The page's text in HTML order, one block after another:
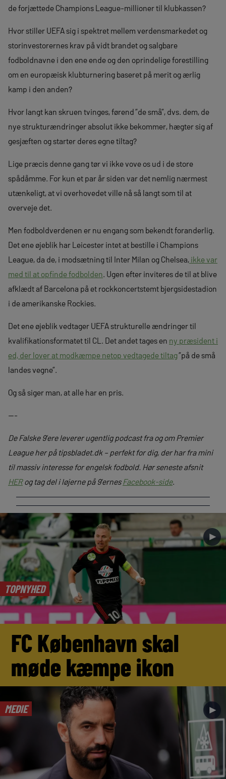
de forjættede Champions League-millioner til klubkassen?
Hvor stiller UEFA sig i spektret mellem verdensmarkedet og
storinvestorernes krav på vidt brandet og salgbare
fodboldnavne i den ene ende og den oprindelige forestilling
om en europæisk klubturnering baseret på merit og ærlig
kamp i den anden?
Hvor langt kan skruen tvinges, førend ”de små”, dvs. dem, de
nye strukturændringer absolut ikke bekommer, hægter sig af
gesjæften og starter deres egne tiltag?
Lige præcis denne gang tør vi ikke vove os ud i de store
spådåmme. For kun et par år siden var det nemlig nærmest
utænkeligt, at vi overhovedet ville nå så langt som til at
overveje det.
Men fodboldverdenen er nu engang som bekendt foranderlig.
Det ene øjeblik har Leicester intet at bestille i Champions
League, da de, i modsætning til Inter Milan og Chelsea, ikke var
med til at opfinde fodbolden. Ugen efter inviteres de til at blive
afklædt af Barcelona på et rockkoncertstemt bjergsidestadion
i de amerikanske Rockies.
Det ene øjeblik vedtager UEFA strukturelle ændringer til
kvalifikationsformatet til CL. Det andet tages en ny præsident i
ed, der lover at modkæmpe netop vedtagede tiltag”på de små
landes vegne”.
Og så siger man, at alle har en pris.
—-
De Falske 9’ere leverer ugentlig podcast fra og om Premier
League her på tipsbladet.dk – perfekt for dig, der har fra mini
til massiv interesse for engelsk fodbold. Hør seneste afsnit
HERog tag del i løjerne på 9’ernes Facebook-side.
TOPNYHED
►
FC København skal
møde kæmpe ikon
MEDIE ►